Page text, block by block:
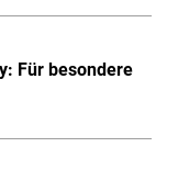
Für besondere